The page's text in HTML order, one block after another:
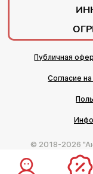
Публичная
Согласие
© 2018-2026